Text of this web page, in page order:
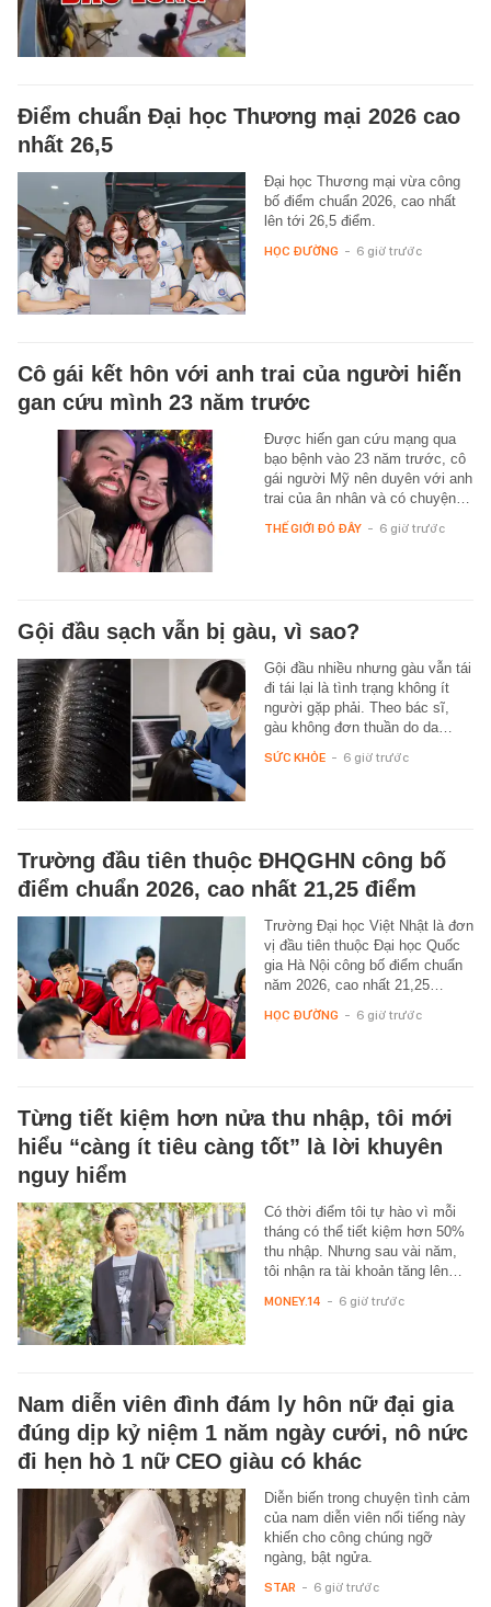
Điểm chuẩn Đại học Thương mại 2026 cao
nhất 26,5
Đại học Thương mại vừa công
bố điểm chuẩn 2026, cao nhất
lên tới 26,5 điểm.
HỌC ĐƯỜNG - 6 giờ trước
Cô gái kết hôn với anh trai của người hiến
gan cứu mình 23 năm trước
Được hiến gan cứu mạng qua
bạo bệnh vào 23 năm trước, cô
gái người Mỹ nên duyên với anh
trai của ân nhân và có chuyện…
THẾ GIỚI ĐÓ ĐÂY - 6 giờ trước
Gội đầu sạch vẫn bị gàu, vì sao?
Gội đầu nhiều nhưng gàu vẫn tái
đi tái lại là tình trạng không ít
người gặp phải. Theo bác sĩ,
gàu không đơn thuần do da…
SỨC KHỎE - 6 giờ trước
Trường đầu tiên thuộc ĐHQGHN công bố
điểm chuẩn 2026, cao nhất 21,25 điểm
Trường Đại học Việt Nhật là đơn
vị đầu tiên thuộc Đại học Quốc
gia Hà Nội công bố điểm chuẩn
năm 2026, cao nhất 21,25…
HỌC ĐƯỜNG - 6 giờ trước
Từng tiết kiệm hơn nửa thu nhập, tôi mới
hiểu “càng ít tiêu càng tốt” là lời khuyên
nguy hiểm
Có thời điểm tôi tự hào vì mỗi
tháng có thể tiết kiệm hơn 50%
thu nhập. Nhưng sau vài năm,
tôi nhận ra tài khoản tăng lên…
MONEY.14 - 6 giờ trước
Nam diễn viên đình đám ly hôn nữ đại gia
đúng dịp kỷ niệm 1 năm ngày cưới, nô nức
đi hẹn hò 1 nữ CEO giàu có khác
Diễn biến trong chuyện tình cảm
của nam diễn viên nổi tiếng này
khiến cho công chúng ngỡ
ngàng, bật ngửa.
STAR - 6 giờ trước